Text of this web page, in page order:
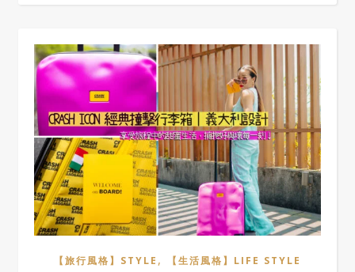
【旅行風格】STYLE , 【生活風格】LIFE STYLE